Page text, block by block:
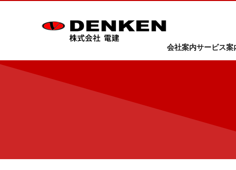
会社案内サービス案